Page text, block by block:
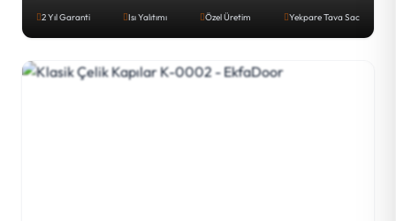
2 Yıl Garanti Isı Yalıtımı Özel Üretim Yekpare Tava Sac